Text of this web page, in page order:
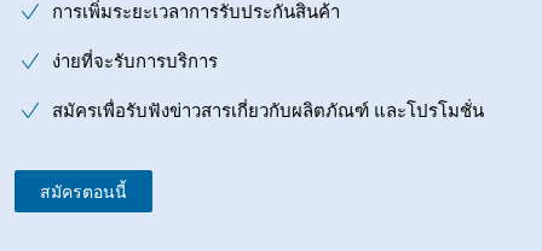
การเพิ่มระยะเวลาการรับประกันสินค้า
ง่ายที่จะรับการบริการ
สมัครเพื่อรับฟังข่าวสารเกี่ยวกับผลิตภัณฑ์ และโปรโมชั่น
สมัครตอนนี้